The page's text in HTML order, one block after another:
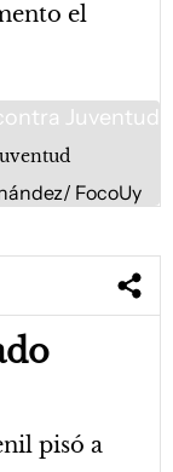
el
FocoUy
pisó a